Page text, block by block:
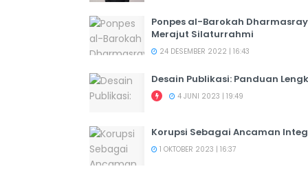
Ponpes al-Barokah
Merajut Silaturrahmi
24 DESEMBER 2022 | 16:43
Desain Publikasi: Panduan
4 JUNI 2023 | 19:49
Korupsi Sebagai Ancaman
1 OKTOBER 2023 | 16:37